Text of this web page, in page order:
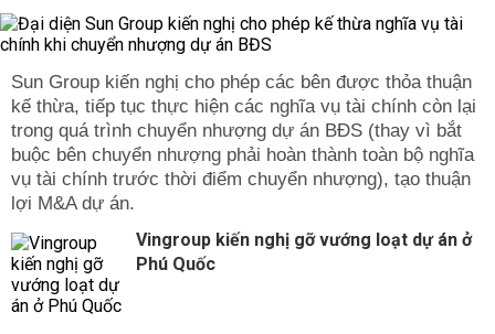
Sun Group kiến nghị cho phép các bên được thỏa thuận
kế thừa, tiếp tục thực hiện các nghĩa vụ tài chính còn lại
trong quá trình chuyển nhượng dự án BĐS (thay vì bắt
buộc bên chuyển nhượng phải hoàn thành toàn bộ nghĩa
vụ tài chính trước thời điểm chuyển nhượng), tạo thuận
lợi M&A dự án.
Vingroup kiến nghị gỡ vướng loạt dự án ở
Phú Quốc